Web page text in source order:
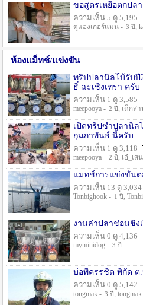
ขอสูตรเหยื่อตกปล
ความเห็น 5 ดู 5,195
ตู่แฮงเกอร์แมน - 3 ปี ,
ห้องแม็ทช์/แข่งขัน
ทริปปลานิลโบ้รับปี
ธิ์ ฉะเชิงเทรา ครับ
ความเห็น 1 ดู 3,585
meepooya - 2 ปี , เด็กส
เปิดทริปซ้ำปลานิล
กุมภาพันธ์ นี้ครับ
ความเห็น 1 ดู 3,118
meepooya - 2 ปี , เอ๋_เส
แมทช์การแข่งขั้น
ความเห็น 13 ดู 3,034
Tonbighook - 1 ปี ,
งานล่าปลาช่อนชิ
ความเห็น 0 ดู 4,136
myminidog - 3 ปี
บ่อพี่ครรชิต พิกัด ต
ความเห็น 0 ดู 5,142
tongmak - 3 ปี ,